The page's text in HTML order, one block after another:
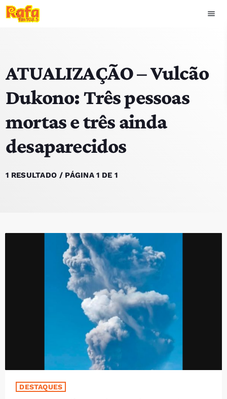
menu
play_arrow OUVIR RAFA
HOME
NOTÍCIAS
EQUIPA
PORTUGUÊS
PRÓXIMOS PROGRAMAS
ATUALIZAÇÃO – Vulcão
Dukono: Três pessoas
mortas e três ainda
desaparecidos
1 RESULTADO / PÁGINA 1 DE 1
DESTAQUES